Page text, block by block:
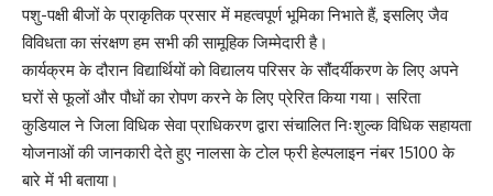
पशु-पक्षी बीजों के प्राकृतिक प्रसार में महत्वपूर्ण भूमिका निभाते हैं, इसलिए जैव
विविधता का संरक्षण हम सभी की सामूहिक जिम्मेदारी है।
कार्यक्रम के दौरान विद्यार्थियों को विद्यालय परिसर के सौंदर्यीकरण के लिए अपने
घरों से फूलों और पौधों का रोपण करने के लिए प्रेरित किया गया। सरिता
कुडियाल ने जिला विधिक सेवा प्राधिकरण द्वारा संचालित निःशुल्क विधिक सहायता
योजनाओं की जानकारी देते हुए नालसा के टोल फ्री हेल्पलाइन नंबर 15100 के
बारे में भी बताया।